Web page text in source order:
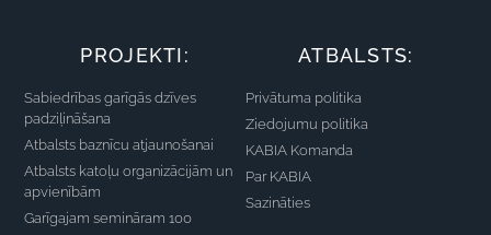
PROJEKTI:
Sabiedrības garīgās dzīves
padziļināšana
Atbalsts baznīcu atjaunošanai
Atbalsts katoļu organizācijām un
apvienībām
Garīgajam semināram 100
ATBALSTS:
Privātuma politika
Ziedojumu politika
KABIA Komanda
Par KABIA
Sazināties